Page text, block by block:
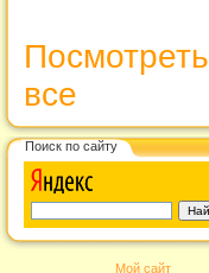
Посмотреть
все
Поиск по сайту
Мой сайт